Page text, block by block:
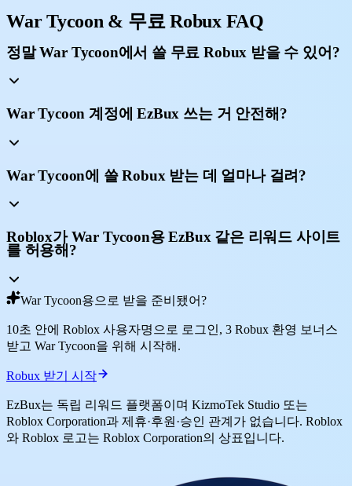
War Tycoon & 무료 Robux FAQ
정말 War Tycoon에서 쓸 무료 Robux 받을 수 있어?
War Tycoon 계정에 EzBux 쓰는 거 안전해?
War Tycoon에 쓸 Robux 받는 데 얼마나 걸려?
Roblox가 War Tycoon용 EzBux 같은 리워드 사이트
를 허용해?
War Tycoon용으로 받을 준비됐어?
10초 안에 Roblox 사용자명으로 로그인, 3 Robux 환영 보너스
받고 War Tycoon을 위해 시작해.
Robux 받기 시작
EzBux는 독립 리워드 플랫폼이며 KizmoTek Studio 또는
Roblox Corporation과 제휴·후원·승인 관계가 없습니다. Roblox
와 Roblox 로고는 Roblox Corporation의 상표입니다.